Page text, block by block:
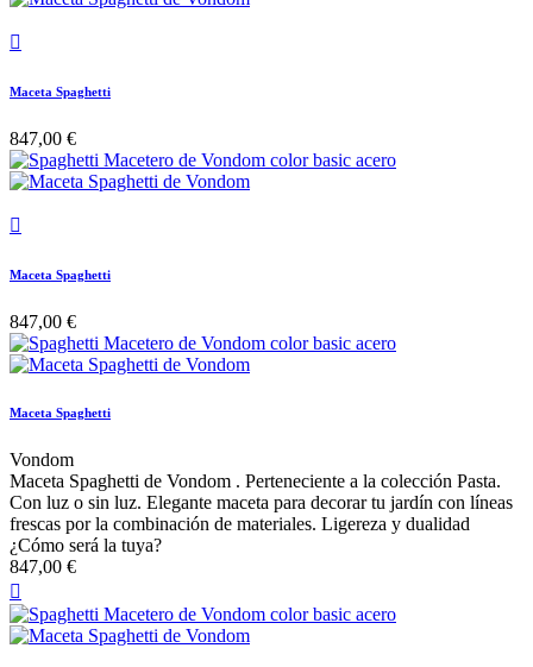

Maceta Spaghetti
847,00 €

Maceta Spaghetti
847,00 €
Maceta Spaghetti
Vondom
Maceta Spaghetti de Vondom . Perteneciente a la colección Pasta.
Con luz o sin luz. Elegante maceta para decorar tu jardín con líneas
frescas por la combinación de materiales. Ligereza y dualidad
¿Cómo será la tuya?
847,00 €
